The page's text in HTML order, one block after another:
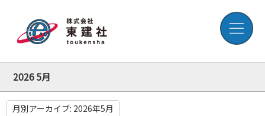
2026 5月
月別アーカイブ: 2026年5月